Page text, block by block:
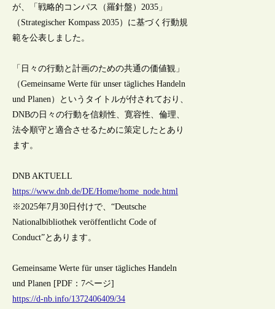
が、「戦略的コンパス（羅針盤）2035」
（Strategischer Kompass 2035）に基づく行動規
範を公表しました。
「日々の行動と計画のための共通の価値観」
（Gemeinsame Werte für unser tägliches Handeln
und Planen）というタイトルが付されており、
DNBの日々の行動を信頼性、寛容性、倫理、
法令順守と適合させるために策定したとあり
ます。
DNB AKTUELL
https://www.dnb.de/DE/Home/home_node.html
※2025年7月30日付けで、“Deutsche
Nationalbibliothek veröffentlicht Code of
Conduct”とあります。
Gemeinsame Werte für unser tägliches Handeln
und Planen [PDF：7ページ]
https://d-nb.info/1372406409/34